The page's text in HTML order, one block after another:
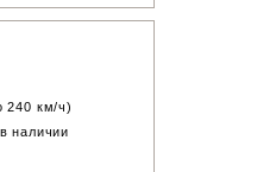
240 км/ч)
наличии